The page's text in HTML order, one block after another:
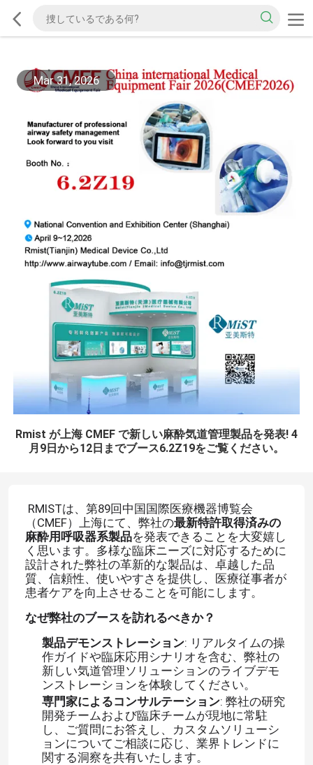
Mar 31, 2026
Rmist が上海 CMEF で新しい麻酔気道管理製品を発表! 4
月9日から12日までブース6.2Z19をご覧ください。
RMISTは、第89回中国国際医療機器博覧会
（CMEF）上海にて、弊社の最新特許取得済みの
麻酔用呼吸器系製品を発表できることを大変嬉し
く思います。多様な臨床ニーズに対応するために
設計された弊社の革新的な製品は、卓越した品
質、信頼性、使いやすさを提供し、医療従事者が
患者ケアを向上させることを可能にします。
なぜ弊社のブースを訪れるべきか？
製品デモンストレーション: リアルタイムの操
作ガイドや臨床応用シナリオを含む、弊社の
新しい気道管理ソリューションのライブデモ
ンストレーションを体験してください。
専門家によるコンサルテーション: 弊社の研究
開発チームおよび臨床チームが現地に常駐
し、ご質問にお答えし、カスタムソリューシ
ョンについてご相談に応じ、業界トレンドに
関する洞察を共有いたします。